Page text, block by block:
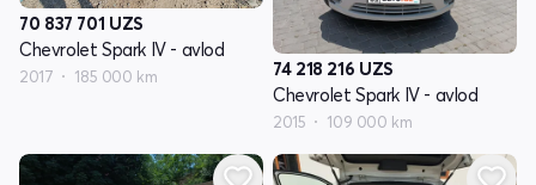
70 837 701 UZS
Chevrolet Spark IV - avlod
2017 185 000 km 74 218 216 UZS
Chevrolet Spark IV - avlod
2015 109 000 km